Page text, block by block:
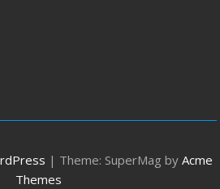
| Theme: SuperMag by Acme
Themes